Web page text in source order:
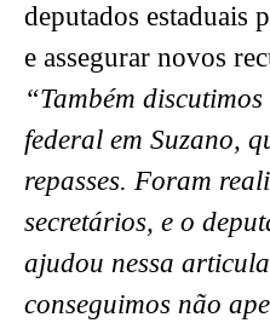
deputados estaduais
e assegurar novos
“Também
federal em Suzano,
repasses. Foram
secretários, e o
ajudou nessa
conseguimos não